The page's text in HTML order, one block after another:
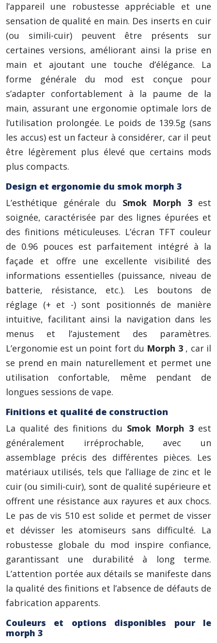
l’appareil une robustesse appréciable et une
sensation de qualité en main. Des inserts en cuir
(ou simili-cuir) peuvent être présents sur
certaines versions, améliorant ainsi la prise en
main et ajoutant une touche d’élégance. La
forme générale du mod est conçue pour
s’adapter confortablement à la paume de la
main, assurant une ergonomie optimale lors de
l’utilisation prolongée. Le poids de 139.5g (sans
les accus) est un facteur à considérer, car il peut
être légèrement plus élevé que certains mods
plus compacts.
Design et ergonomie du smok morph 3
L’esthétique générale du Smok Morph 3 est
soignée, caractérisée par des lignes épurées et
des finitions méticuleuses. L’écran TFT couleur
de 0.96 pouces est parfaitement intégré à la
façade et offre une excellente visibilité des
informations essentielles (puissance, niveau de
batterie, résistance, etc.). Les boutons de
réglage (+ et -) sont positionnés de manière
intuitive, facilitant ainsi la navigation dans les
menus et l’ajustement des paramètres.
L’ergonomie est un point fort du Morph 3 , car il
se prend en main naturellement et permet une
utilisation confortable, même pendant de
longues sessions de vape.
Finitions et qualité de construction
La qualité des finitions du Smok Morph 3 est
généralement irréprochable, avec un
assemblage précis des différentes pièces. Les
matériaux utilisés, tels que l’alliage de zinc et le
cuir (ou simili-cuir), sont de qualité supérieure et
offrent une résistance aux rayures et aux chocs.
Le pas de vis 510 est solide et permet de visser
et dévisser les atomiseurs sans difficulté. La
robustesse globale du mod inspire confiance,
garantissant une durabilité à long terme.
L’attention portée aux détails se manifeste dans
la qualité des finitions et l’absence de défauts de
fabrication apparents.
Couleurs et options disponibles pour le
morph 3